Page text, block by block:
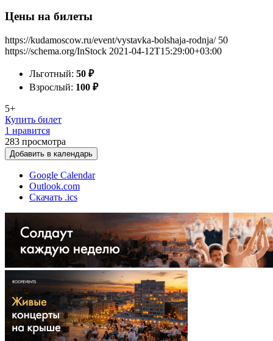
Цены на билеты
https://kudamoscow.ru/event/vystavka-bolshaja-rodnja/ 50
https://schema.org/InStock 2021-04-12T15:29:00+03:00
Льготный: 50 ₽
Взрослый: 100 ₽
5+
Купить билет
1 нравится
283 просмотра
Добавить в календарь
Google Calendar
Outlook.com
Скачать .ics